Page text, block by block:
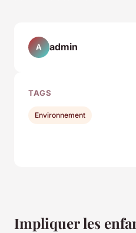
Impliquer les
A admin
TAGS
Environnement